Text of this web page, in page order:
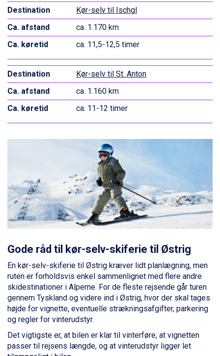
Passo Tonale fra DKK 3.795
Saalbach fra DKK 5.945
Sölden fra DKK 8.445
Bad Hofgastein fra DKK 5.495
Champoluc fra DKK 3.795
Sestriere fra DKK 4.395
Fieberbrunn fra DKK 6.145
Wagrain fra DKK 4.645
Ischgl fra DKK 7.095
St. Anton fra DKK 7.245
Canazei fra DKK 4.745
Ponte di Legno fra DKK 4.745
Bad Gastein fra DKK 4.195
Alleghe fra DKK 5.595
Sauze dOulx fra DKK 4.045
Arabba fra DKK 7.045
La Thuile fra DKK 4.595
Val Thorens fra DKK 5.395
Cervinia fra DKK 5.295
Saalbach fra DKK 5.945
Sölden fra DKK 8.445
Bad Hofgastein fra DKK 5.495
Champoluc fra DKK 3.795
Sestriere fra DKK 4.395
Fieberbrunn fra DKK 6.145
Wagrain fra DKK 4.645
Ischgl fra DKK 7.095
St. Anton fra DKK 7.245
Zell am See fra DKK 4.095
Livigno fra DKK 4.145
Kør-selv til Ischgl
ca. 1.170 km
ca. 11,5-12,5 timer
Kør-selv til St. Anton
ca. 1.160 km
ca. 11-12 timer
Gode råd til kør-selv-skiferie til Østrig
En kør-selv-skiferie til Østrig kræver lidt planlægning, men
ruten er forholdsvis enkel sammenlignet med flere andre
skidestinationer i Alperne. For de fleste rejsende går turen
gennem Tyskland og videre ind i Østrig, hvor der skal tages
højde for vignette, eventuelle strækningsafgifter, parkering
og regler for vinterudstyr.
Det vigtigste er, at bilen er klar til vinterføre, at vignetten
passer til rejsens længde, og at vinterudstyr ligger let